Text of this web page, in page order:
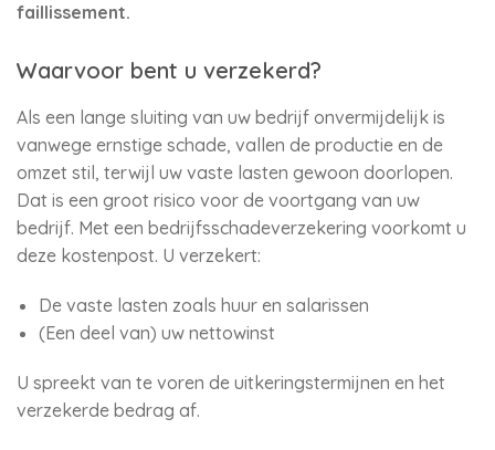
faillissement.
Waarvoor bent u verzekerd?
Als een lange sluiting van uw bedrijf onvermijdelijk is
vanwege ernstige schade, vallen de productie en de
omzet stil, terwijl uw vaste lasten gewoon doorlopen.
Dat is een groot risico voor de voortgang van uw
bedrijf. Met een bedrijfsschadeverzekering voorkomt u
deze kostenpost. U verzekert:
De vaste lasten zoals huur en salarissen
(Een deel van) uw nettowinst
U spreekt van te voren de uitkeringstermijnen en het
verzekerde bedrag af.